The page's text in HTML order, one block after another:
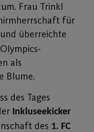
Frau Trinkl
für
und überreichte
als
Blume.
des Tages
Inkluseekicker
des 1. FC